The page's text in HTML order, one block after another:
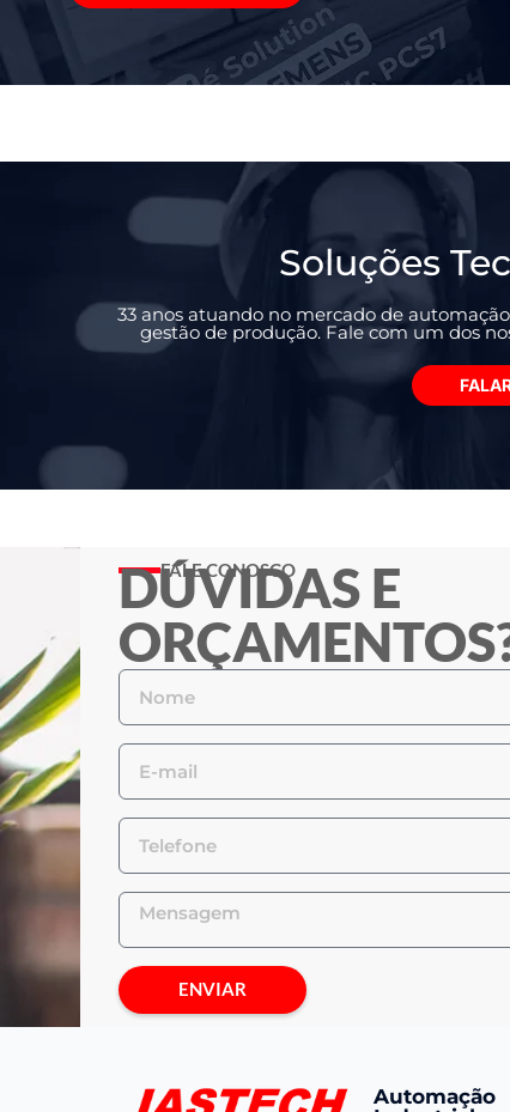
Soluções
33 anos atuando no mercado de
gestão de produção. Fale com um dos
FALE CONOSCO
DÚVIDAS E
ENVIAR
Automação